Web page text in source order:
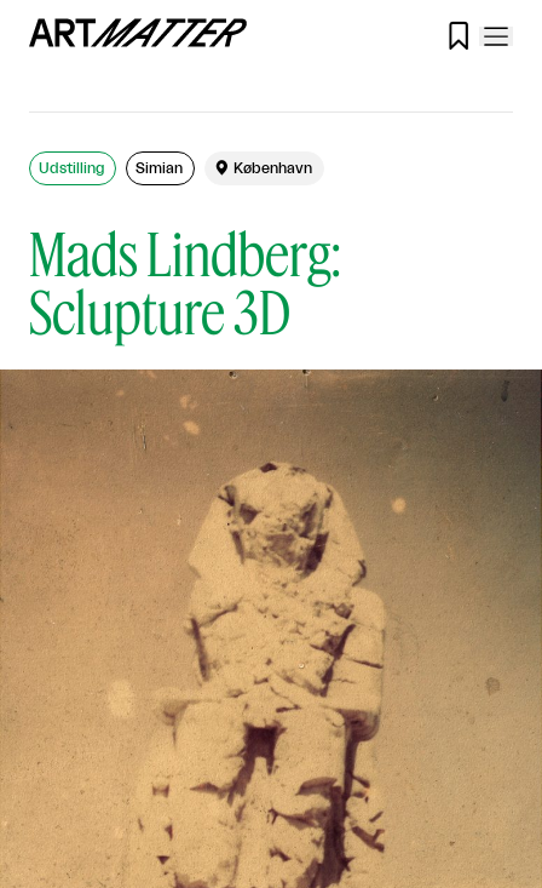

Mads Lindberg:
Sclupture 3D
Udstilling Simian  København